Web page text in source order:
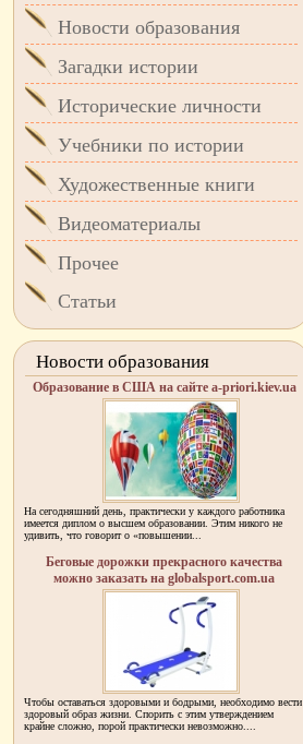
Новости образования
Загадки истории
Исторические личности
Учебники по истории
Художественные книги
Видеоматериалы
Прочее
Статьи
Новости образования
Образование в США на сайте a-priori.kiev.ua
На сегодняшний день, практически у каждого работника
имеется диплом о высшем образовании. Этим никого не
удивить, что говорит о «повышении...
Беговые дорожки прекрасного качества
можно заказать на globalsport.com.ua
Чтобы оставаться здоровыми и бодрыми, необходимо вести
здоровый образ жизни. Спорить с этим утверждением
крайне сложно, порой практически невозможно....